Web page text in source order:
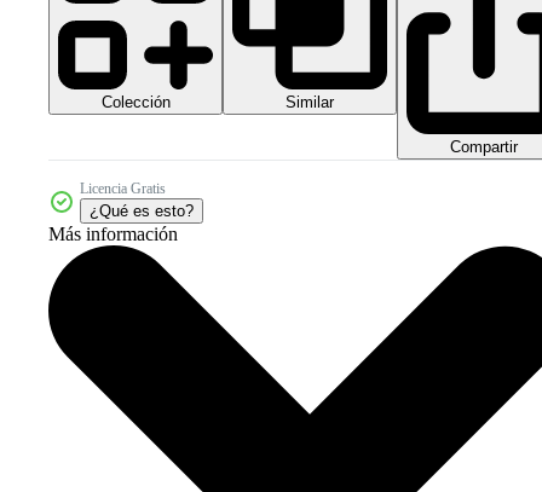
Colección Similar
Compartir
Licencia Gratis
¿Qué es esto?
Más información